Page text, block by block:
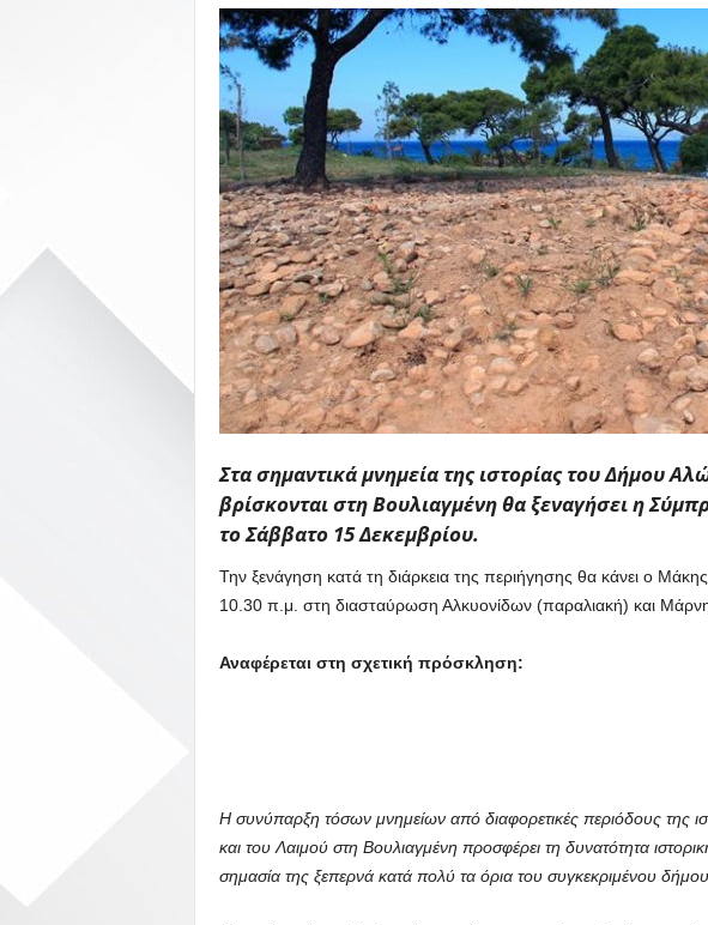
Στα σημαντικά μνημεία της ιστορίας του Δήμου
βρίσκονται στη Βουλιαγμένη θα ξεναγήσει η
το Σάββατο 15 Δεκεμβρίου.
Την ξενάγηση κατά τη διάρκεια της περιήγησης θα κάνει ο
10.30 π.μ. στη διασταύρωση Αλκυονίδων (παραλιακή) και
Αναφέρεται στη σχετική πρόσκληση:
Η συνύπαρξη τόσων μνημείων από διαφορετικές περιόδους της
και του Λαιμού στη Βουλιαγμένη προσφέρει τη δυνατότητα
σημασία της ξεπερνά κατά πολύ τα όρια του συγκεκριμένου δήμου.